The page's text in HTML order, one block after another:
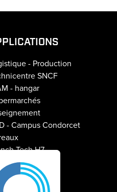
- Production
SNCF
- hangar
- Campus Condorcet
Tech H7
Mutuel